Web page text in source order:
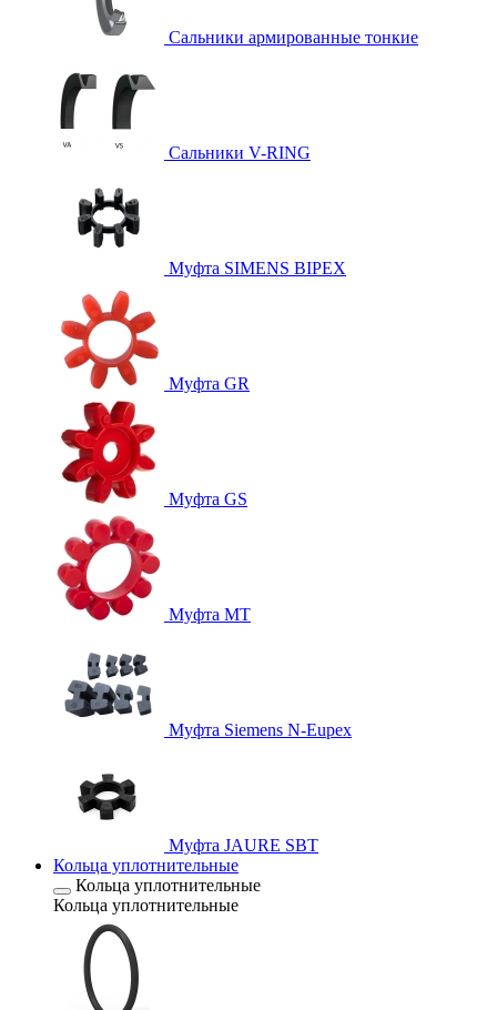
Сальники армированные тонкие
Сальники V-RING
Муфта SIMENS BIPEX
Муфта GR
Муфта GS
Муфта MT
Муфта Siemens N-Eupex
Муфта JAURE SBT
Кольца уплотнительные
Кольца уплотнительные
Кольца уплотнительные